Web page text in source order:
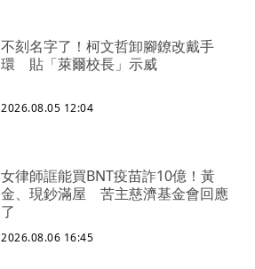
不刻名字了！柯文哲卸腳鐐改戴手
環 貼「萊爾校長」示威
2026.08.05 12:04
女律師誆能買BNT疫苗詐10億！黃
金、現鈔滿屋 苦主慈濟基金會回應
了
2026.08.06 16:45